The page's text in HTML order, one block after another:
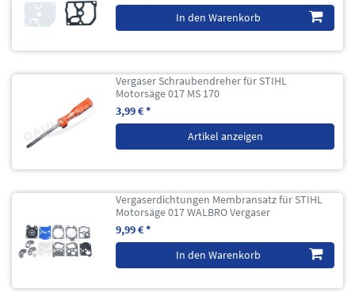
In den Warenkorb
Vergaser Schraubendreher für STIHL
Motorsäge 017 MS 170
3,99 € *
Artikel anzeigen
Vergaserdichtungen Membransatz für STIHL
Motorsäge 017 WALBRO Vergaser
9,99 € *
In den Warenkorb